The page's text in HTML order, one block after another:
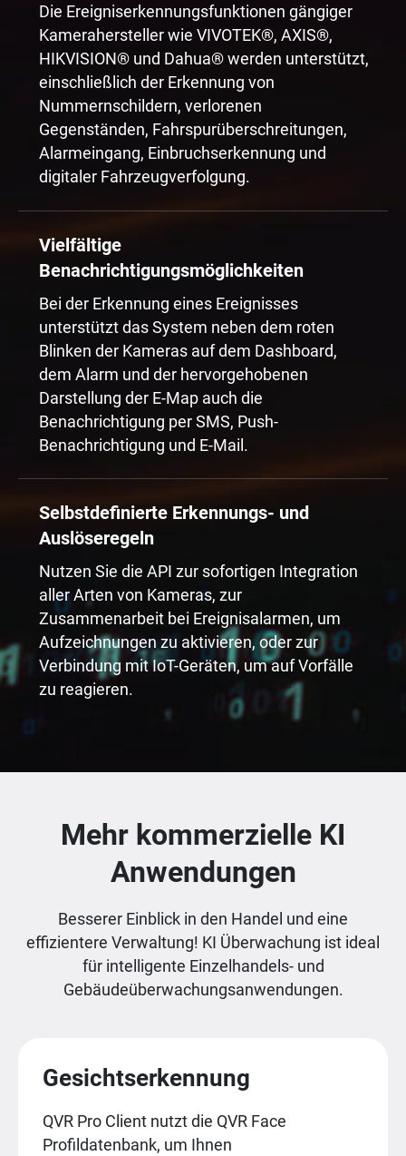
Die Ereigniserkennungsfunktionen gängiger
Kamerahersteller wie VIVOTEK®, AXIS®,
HIKVISION® und Dahua® werden unterstützt,
einschließlich der Erkennung von
Nummernschildern, verlorenen
Gegenständen, Fahrspurüberschreitungen,
Alarmeingang, Einbruchserkennung und
digitaler Fahrzeugverfolgung.
Vielfältige
Benachrichtigungsmöglichkeiten
Bei der Erkennung eines Ereignisses
unterstützt das System neben dem roten
Blinken der Kameras auf dem Dashboard,
dem Alarm und der hervorgehobenen
Darstellung der E-Map auch die
Benachrichtigung per SMS, Push-
Benachrichtigung und E-Mail.
Selbstdefinierte Erkennungs- und
Auslöseregeln
Nutzen Sie die API zur sofortigen Integration
aller Arten von Kameras, zur
Zusammenarbeit bei Ereignisalarmen, um
Aufzeichnungen zu aktivieren, oder zur
Verbindung mit IoT-Geräten, um auf Vorfälle
zu reagieren.
Mehr kommerzielle KI
Anwendungen
Besserer Einblick in den Handel und eine
effizientere Verwaltung! KI Überwachung ist ideal
für intelligente Einzelhandels- und
Gebäudeüberwachungsanwendungen.
Gesichtserkennung
QVR Pro Client nutzt die QVR Face
Profildatenbank, um Ihnen